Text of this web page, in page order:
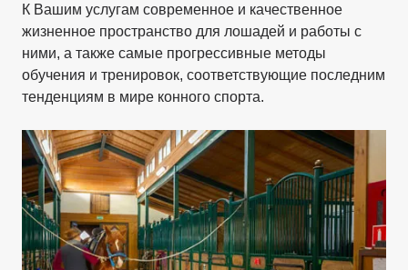
К Вашим услугам современное и качественное
жизненное пространство для лошадей и работы с
ними, а также самые прогрессивные методы
обучения и тренировок, соответствующие последним
тенденциям в мире конного спорта.